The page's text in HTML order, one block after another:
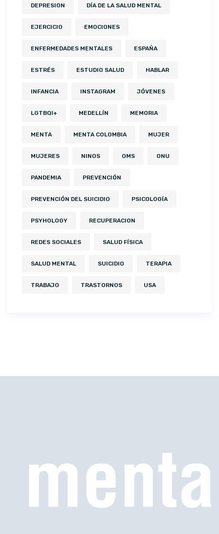
DEPRESION DÍA DE LA SALUD MENTAL
EJERCICIO EMOCIONES
ENFERMEDADES MENTALES ESPAÑA
ESTRÉS ESTUDIO SALUD HABLAR
INFANCIA INSTAGRAM JÓVENES
LGTBQI+ MEDELLÍN MEMORIA
MENTA MENTA COLOMBIA MUJER
MUJERES NINOS OMS ONU
PANDEMIA PREVENCIÓN
PREVENCIÓN DEL SUICIDIO PSICOLOGÍA
PSYHOLOGY RECUPERACION
REDES SOCIALES SALUD FÍSICA
SALUD MENTAL SUICIDIO TERAPIA
TRABAJO TRASTORNOS USA